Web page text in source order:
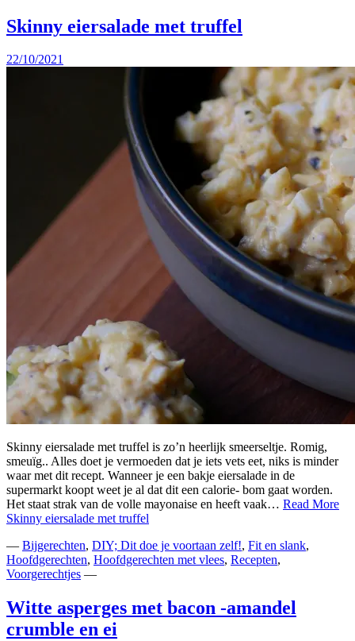
Skinny eiersalade met truffel
22/10/2021
Skinny eiersalade met truffel is zo’n heerlijk smeerseltje. Romig,
smeuïg.. Alles doet je vermoeden dat je iets vets eet, niks is minder
waar met dit recept. Wanneer je een bakje eiersalade in de
supermarkt koopt weet je al dat dit een calorie- bom gaat worden.
Het staat strak van de volle mayonaise en heeft vaak… Read More
Skinny eiersalade met truffel
— Bijgerechten, DIY; Dit doe je voortaan zelf!, Fit en slank,
Hoofdgerechten, Hoofdgerechten met vlees, Recepten,
Voorgerechtjes —
Witte asperges met bacon -amandel
crumble en ei